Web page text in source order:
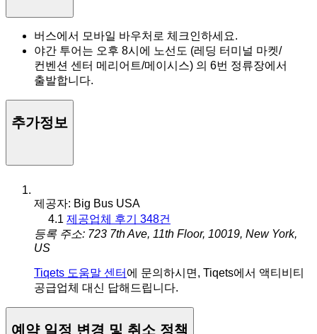
버스에서 모바일 바우처로 체크인하세요.
야간 투어는 오후 8시에 노선도 (레딩 터미널 마켓/
컨벤션 센터 메리어트/메이시스) 의 6번 정류장에서
출발합니다.
추가정보
제공자: Big Bus USA
4.1 제공업체 후기 348건
등록 주소: 723 7th Ave, 11th Floor, 10019, New York,
US
Tiqets 도움말 센터 에 문의하시면, Tiqets에서 액티비티
공급업체 대신 답해드립니다.
예약 일정 변경 및 취소 정책